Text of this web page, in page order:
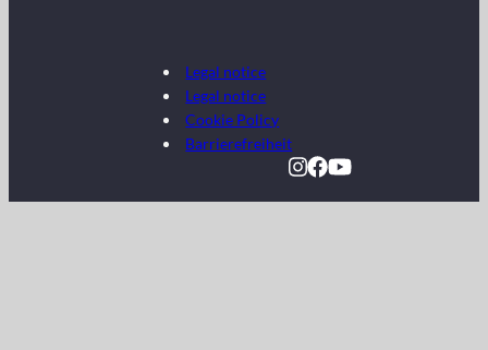
Legal notice
Legal notice
Cookie Policy
Barrierefreiheit